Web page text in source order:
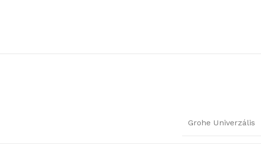
Grohe Univerzális